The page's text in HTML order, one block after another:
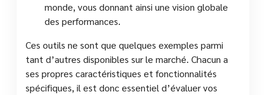
monde, vous donnant ainsi une vision globale
des performances.
Ces outils ne sont que quelques exemples parmi
tant d’autres disponibles sur le marché. Chacun a
ses propres caractéristiques et fonctionnalités
spécifiques, il est donc essentiel d’évaluer vos